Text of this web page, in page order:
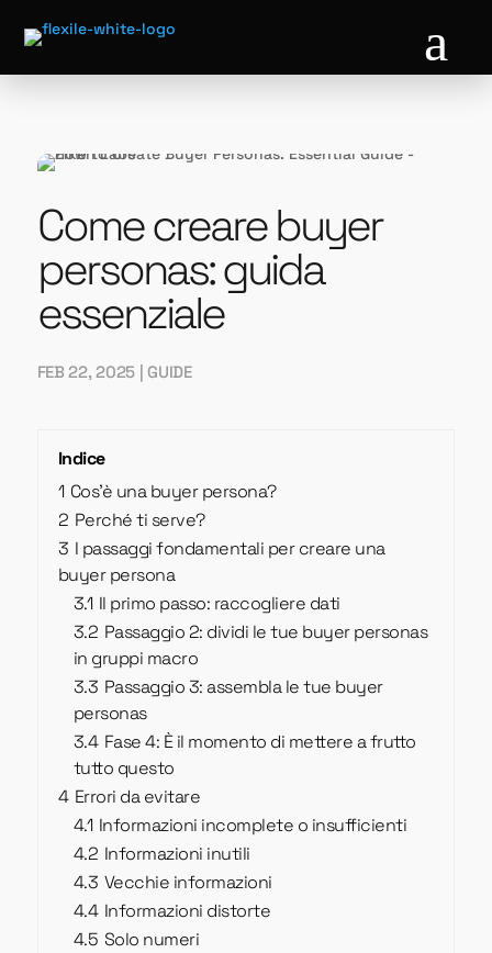
a
Come creare buyer
personas: guida
essenziale
FEB 22, 2025 GUIDE
Indice
1 Cos'è una buyer persona?
2 Perché ti serve?
3 I passaggi fondamentali per creare una
buyer persona
3.1 Il primo passo: raccogliere dati
3.2 Passaggio 2: dividi le tue buyer personas
in gruppi macro
3.3 Passaggio 3: assembla le tue buyer
personas
3.4 Fase 4: È il momento di mettere a frutto
tutto questo
4 Errori da evitare
4.1 Informazioni incomplete o insufficienti
4.2 Informazioni inutili
4.3 Vecchie informazioni
4.4 Informazioni distorte
4.5 Solo numeri